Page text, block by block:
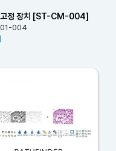
고정 장치 [ST-CM-004]
004